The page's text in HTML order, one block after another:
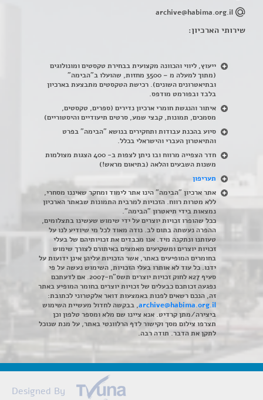
archive@habima.org.il
שירותי הארכיון:
ייעוץ, ליווי והכוונה מקצועית בבחירת טקסטים ומונולוגים
(מתוך למעלה מ – 3500 מחזות, שהועלו ב"הבימה"
ובתיאטרונים השונים). רכישת הטקסטים מתבצעת בארכיון
בלבד ובפורמט מודפס.
איתור והנגשת חומרי ארכיון נדירים (ספרים, טקסטים,
מסמכים, תמונות, קבצי שמע, סרטים תיעודיים והיסטוריים)
סיוע בהכנת עבודות ותחקירים בנושא "הבימה" בפרט
והתיאטרון העברי והישראלי בכלל.
חדר הצפייה מרווח ובו ניתן לצפות ב- 400 הצגות מצולמות
משנות השבעים והלאה (בתיאום מראש!)
תעריפון
אתר ארכיון "הבימה" הינו אתר לימוד ומחקר שאיננו מסחרי,
ללא מטרות רווח. הזכויות למרבית התמונות שבאתר הארכיון
נמצאות בידי תיאטרון "הבימה".
ככל שהופרו זכויות יוצרים על ידי שימוש שעשינו בתצלומים,
ההפרה נעשתה בתום לב. נודה מאוד לכל מי שיודיע לנו על
טעותנו ונתקנה מיד. אנו מכבדים את זכויותיהם של בעלי
זכויות יוצרים ומשקיעים מאמצים באיתורם לצורך שימוש
בחומרים המופיעים באתר, אשר הזכויות עליהן אינן ידועות על
ידנו. כל עוד לא אותרו בעלי הזכויות, השימוש נעשה על פי
סעיף 27א לחוק זכויות יוצרים תשס"ח-2007. אם לדעתכם
נפגעה זכותכם כבעלים של זכויות יוצרים בחומר המופיע באתר
זה, הנכם רשאים לפנות באמצעות דואר אלקטרוני לכתובת:
archive@habima.org.il, בבקשה לחדול מעשיית השימוש
ביצירה/מתן קרדיט. אנא ציינו שם מלא ומספר טלפון וכן
תצרפו צילום מסך וקישור לדף הרלוונטי באתר, על מנת שנוכל
לתקן את הדבר. תודה רבה.
Designed By